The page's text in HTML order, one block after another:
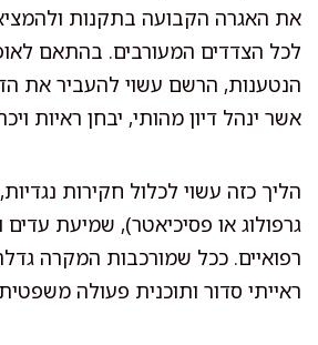
את האגרה הקבועה בתקנות
לכל הצדדים המעורבים. בהתאם
הנטענות, הרשם עשוי להעביר את
אשר ינהל דיון מהותי, יבחן ראיות
הליך כזה עשוי לכלול חקירות נגדיות,
גרפולוג או פסיכיאטר), שמיעת
רפואיים. ככל שמורכבות המקרה
ראייתי סדור ותוכנית פעולה